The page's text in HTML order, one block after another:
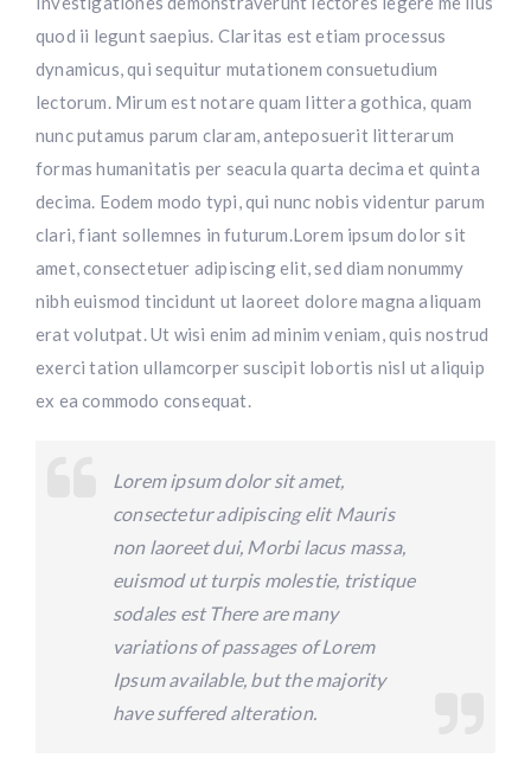
quod ii legunt saepius. Claritas est etiam processus
dynamicus, qui sequitur mutationem consuetudium
lectorum. Mirum est notare quam littera gothica, quam
nunc putamus parum claram, anteposuerit litterarum
formas humanitatis per seacula quarta decima et quinta
decima. Eodem modo typi, qui nunc nobis videntur parum
clari, fiant sollemnes in futurum.Lorem ipsum dolor sit
amet, consectetuer adipiscing elit, sed diam nonummy
nibh euismod tincidunt ut laoreet dolore magna aliquam
erat volutpat. Ut wisi enim ad minim veniam, quis nostrud
exerci tation ullamcorper suscipit lobortis nisl ut aliquip
ex ea commodo consequat.
Lorem ipsum dolor sit amet,
consectetur adipiscing elit Mauris
non laoreet dui, Morbi lacus massa,
euismod ut turpis molestie, tristique
sodales est There are many
variations of passages of Lorem
Ipsum available, but the majority
have suffered alteration.